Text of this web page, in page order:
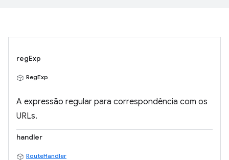
regExp
RegExp
A expressão regular para correspondência com os
URLs.
handler
RouteHandler